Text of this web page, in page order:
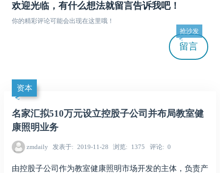
欢迎光临，有什么想法就留言告诉我吧！
你的精彩评论可能会出现在这里哦！
留言
抢沙发
资本
名家汇拟510万元设立控股子公司并布局教室健
康照明业务
zmdaily 发表于 2019-11-28 浏览 1375 评论 0
由控股子公司作为教室健康照明市场开发的主体，负责产